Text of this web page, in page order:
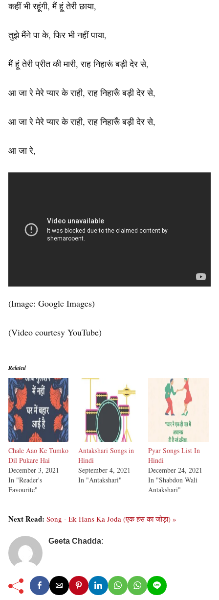
कहीं भी रहूंगी, मैं हूं तेरी छाया,
तुझे मैंने पा के, फिर भी नहीं पाया,
मैं हूं तेरी प्रीत की मारी, राह निहारूं बड़ी देर से,
आ जा रे मेरे प्यार के राही, राह निहारूँ बड़ी देर से,
आ जा रे मेरे प्यार के राही, राह निहारूँ बड़ी देर से,
आ जा रे,
(Image: Google Images)
(Video courtesy YouTube)
Related
Chale Aao Ke Tumko
Dil Pukare Hai
December 3, 2021
In "Reader's
Favourite"
Antakshari Songs in
Hindi
September 4, 2021
In "Antakshari"
Pyar Songs List In
Hindi
December 24, 2021
In "Shabdon Wali
Antakshari"
Next Read: Song - Ek Hans Ka Joda (एक हंस का जोड़ा) »
Geeta Chadda: